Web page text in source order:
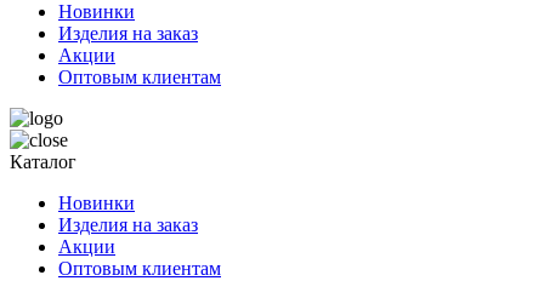
Новинки
Изделия на заказ
Акции
Оптовым клиентам
Каталог
Новинки
Изделия на заказ
Акции
Оптовым клиентам